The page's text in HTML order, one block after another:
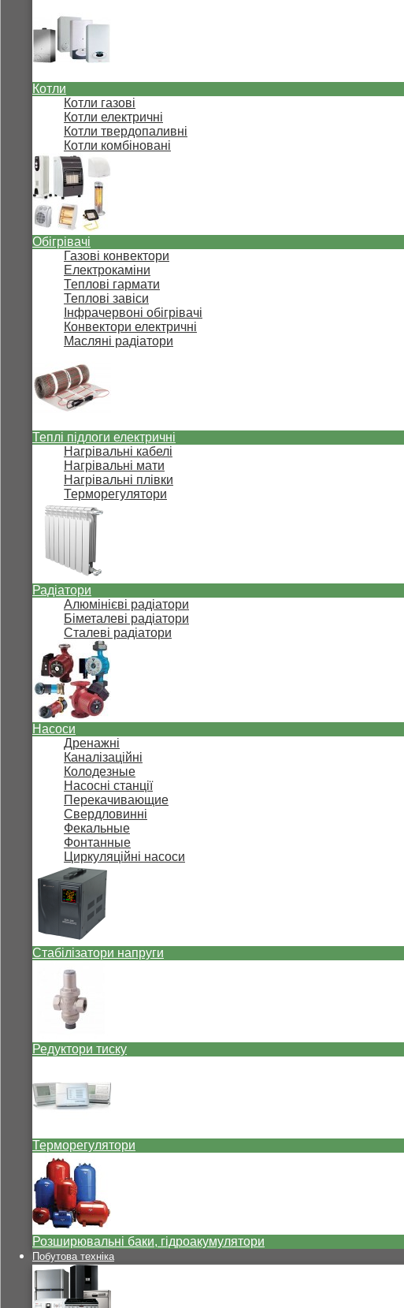
Котли
Котли газові
Котли електричні
Котли твердопаливні
Котли комбіновані
Обігрівачі
Газові конвектори
Електрокаміни
Теплові гармати
Теплові завіси
Інфрачервоні обігрівачі
Конвектори електричні
Масляні радіатори
Теплі підлоги електричні
Нагрівальні кабелі
Нагрівальні мати
Нагрівальні плівки
Терморегулятори
Радіатори
Алюмінієві радіатори
Біметалеві радіатори
Сталеві радіатори
Насоси
Дренажні
Каналізаційні
Колодезные
Насосні станції
Перекачивающие
Свердловинні
Фекальные
Фонтанные
Циркуляційні насоси
Стабілізатори напруги
Редуктори тиску
Терморегулятори
Розширювальні баки, гідроакумулятори
Побутова техніка